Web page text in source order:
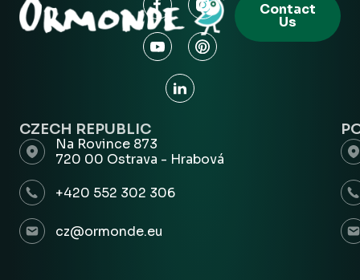
Contact
Us
CZECH REPUBLIC
Na Rovince 873
720 00 Ostrava - Hrabová
+420 552 302 306
cz@ormonde.eu